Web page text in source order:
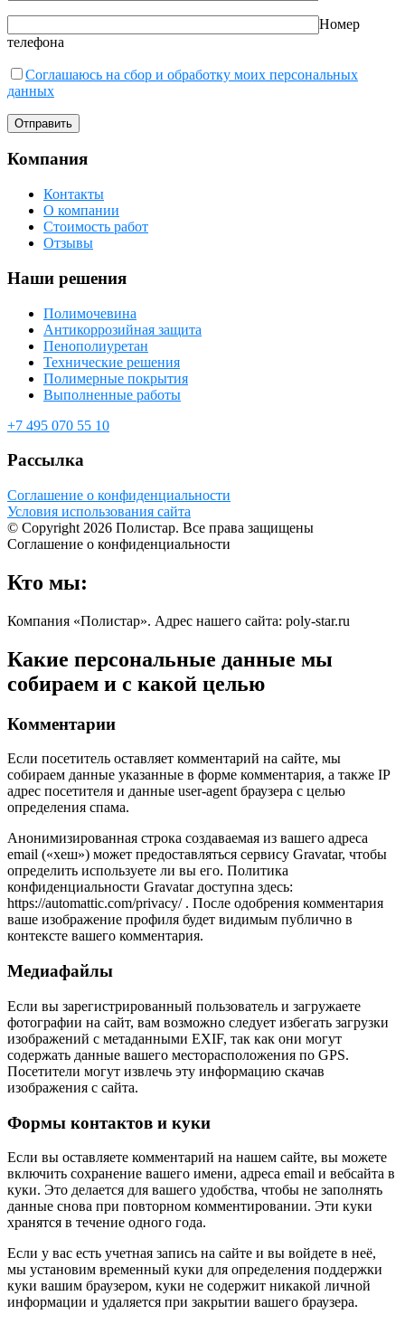
Номер
телефона
Соглашаюсь на сбор и обработку моих персональных
данных
Компания
Контакты
О компании
Стоимость работ
Отзывы
Наши решения
Полимочевина
Антикоррозийная защита
Пенополиуретан
Технические решения
Полимерные покрытия
Выполненные работы
+7 495 070 55 10
Рассылка
Соглашение о конфиденциальности
Условия использования сайта
© Copyright 2026 Полистар. Все права защищены
Соглашение о конфиденциальности
Кто мы:
Компания «Полистар». Адрес нашего сайта: poly-star.ru
Какие персональные данные мы
собираем и с какой целью
Комментарии
Если посетитель оставляет комментарий на сайте, мы
собираем данные указанные в форме комментария, а также IP
адрес посетителя и данные user-agent браузера с целью
определения спама.
Анонимизированная строка создаваемая из вашего адреса
email («хеш») может предоставляться сервису Gravatar, чтобы
определить используете ли вы его. Политика
конфиденциальности Gravatar доступна здесь:
https://automattic.com/privacy/ . После одобрения комментария
ваше изображение профиля будет видимым публично в
контексте вашего комментария.
Медиафайлы
Если вы зарегистрированный пользователь и загружаете
фотографии на сайт, вам возможно следует избегать загрузки
изображений с метаданными EXIF, так как они могут
содержать данные вашего месторасположения по GPS.
Посетители могут извлечь эту информацию скачав
изображения с сайта.
Формы контактов и куки
Если вы оставляете комментарий на нашем сайте, вы можете
включить сохранение вашего имени, адреса email и вебсайта в
куки. Это делается для вашего удобства, чтобы не заполнять
данные снова при повторном комментировании. Эти куки
хранятся в течение одного года.
Если у вас есть учетная запись на сайте и вы войдете в неё,
мы установим временный куки для определения поддержки
куки вашим браузером, куки не содержит никакой личной
информации и удаляется при закрытии вашего браузера.